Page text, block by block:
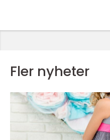
Fler nyheter